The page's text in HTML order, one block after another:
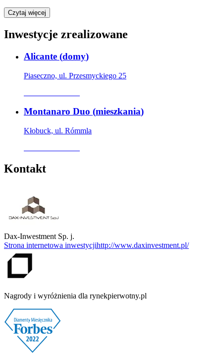
Czytaj więcej
Inwestycje zrealizowane
Alicante (domy)
Piaseczno, ul. Przesmyckiego 25
Montanaro Duo (mieszkania)
Kłobuck, ul. Rómmla
Kontakt
Dax-Inwestment Sp. j.
Strona internetowa inwestycjihttp://www.daxinvestment.pl/
Nagrody i wyróżnienia dla rynekpierwotny.pl